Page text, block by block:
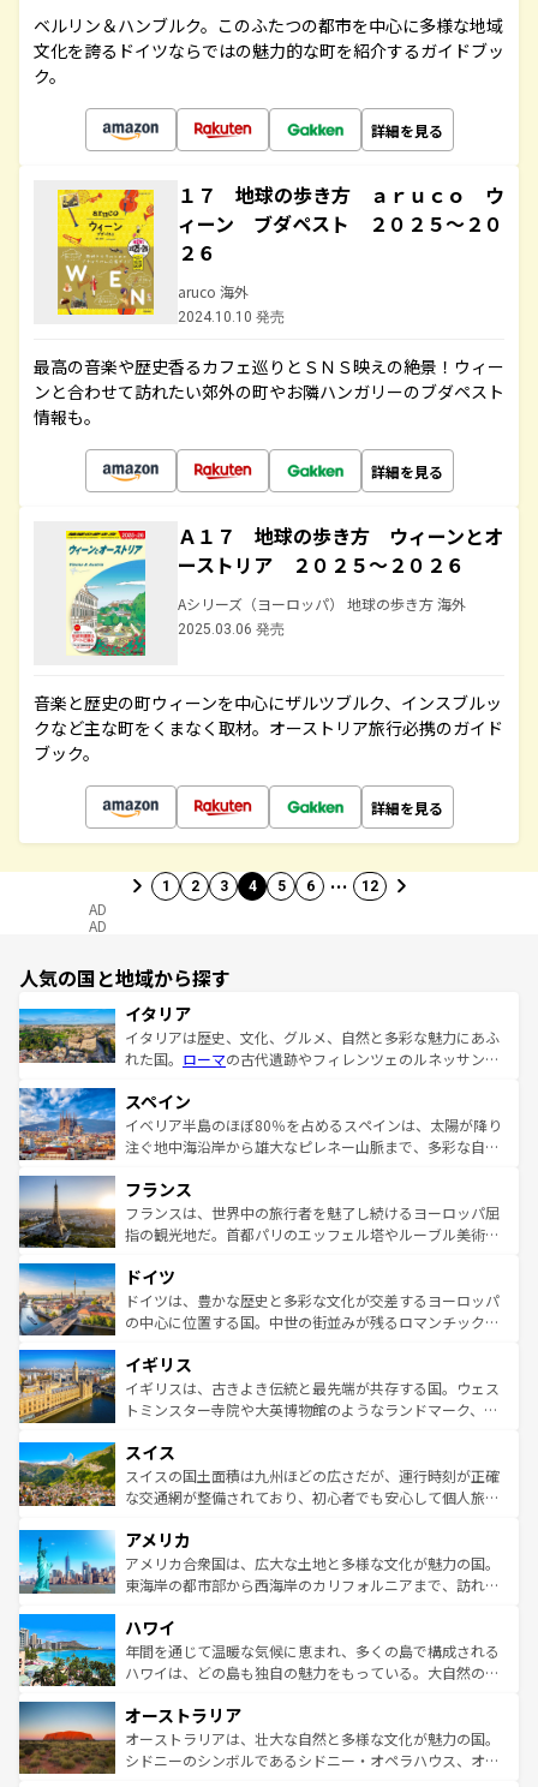
ベルリン＆ハンブルク。このふたつの都市を中心に多様な地域
文化を誇るドイツならではの魅力的な町を紹介するガイドブッ
ク。
詳細を見る
１７ 地球の歩き方 ａｒｕｃｏ ウ
ィーン ブダペスト ２０２５～２０
２６
aruco 海外
2024.10.10 発売
最高の音楽や歴史香るカフェ巡りとＳＮＳ映えの絶景！ウィー
ンと合わせて訪れたい郊外の町やお隣ハンガリーのブダペスト
情報も。
詳細を見る
Ａ１７ 地球の歩き方 ウィーンとオ
ーストリア ２０２５～２０２６
Aシリーズ（ヨーロッパ） 地球の歩き方 海外
2025.03.06 発売
音楽と歴史の町ウィーンを中心にザルツブルク、インスブルッ
クなど主な町をくまなく取材。オーストリア旅行必携のガイド
ブック。
詳細を見る
1 2 3 4 5 6 … 12
AD
AD
人気の国と地域から探す
イタリア
イタリアは歴史、文化、グルメ、自然と多彩な魅力にあふ
れた国。 ローマの古代遺跡やフィレンツェのルネッサンス
ろん、トスカーナの美しい田園風景やアマルフィ海岸の絶
景など、自然景観も見逃せない。観光の合間には、本場の
ピザやパスタなど、絶品のイタリア料理を堪能することも
ませてくれるイタリアで、忘れられない旅をしてみよう！
なお、新着のイタリア情報はコンテンツ一覧 を参照してほ
しい。
スペイン
イベリア半島のほぼ80％を占めるスペインは、太陽が降り
注ぐ地中海沿岸から雄大なピレネー山脈まで、多彩な自然
文化が根付くこの国では、情熱的なフラメンコ、熱気あふ
れる闘牛、そして美味しいタパスが生活の一部となってい
る。首都マドリードの洗練された雰囲気や、バルセロナの
の城塞都市、穏やかなビーチリゾートまで多彩な表情を見
せる。地方によって風土や気候が異なるスペインはその個
性で訪れる人を魅了する。 なお、新着のスペイン情報はコ
フランス
フランスは、世界中の旅行者を魅了し続けるヨーロッパ屈
指の観光地だ。首都パリのエッフェル塔やルーブル美術館
で、幅広い魅力が詰まっている。華麗な宮殿、歴史的な大
聖堂、美しいビーチ、そして豊かな自然が、訪れる者を心
から魅了する。また、フランスは美食の国としても知ら
いる。シャンパンの発祥地であるランス、プロヴァンスの
香り高いラベンダー畑など、多彩な楽しみ方が可能だ。さ
らに、パリ以外の地域にも魅力が溢れており、どの街角に
れる地方に足を運ぶとそれぞれで全く異なる文化を体験で
きるだろう。 なお、新着のフランス情報はコンテンツ一覧
を参照してほしい。
ドイツ
ドイツは、豊かな歴史と多彩な文化が交差するヨーロッパ
の中心に位置する国。中世の街並みが残るロマンチック街
顔を持つこの国は、どこを歩いても飽きることがない。ベ
ルリンの文化的活気、バイエルン州のアルプスの絶景、そ
してライン川沿いのワイン畑といった風景は必見。ビール
は、お酒好きな人にはぜひ体験してほしい。 なお、新着の
ドイツ情報はコンテンツ一覧を参照してほしい。
イギリス
イギリスは、古きよき伝統と最先端が共存する国。ウェス
トミンスター寺院や大英博物館のようなランドマーク、歴
リアごとに異なる魅力がある。また、優雅なアフタヌーン
ティー、ビール好きにはたまらない英国パブ、サッカー観
戦など、本場だからこそできる体験も豊富。イギリスを旅
ンツ一覧を参照してほしい。
スイス
スイスの国土面積は九州ほどの広さだが、運行時刻が正確
な交通網が整備されており、初心者でも安心して個人旅行
の建物がそのまま残る町や、スイスならではのユニークな
博物館もあり、アルプス観光だけでなく町歩きも満喫する
ことができる。国民の所得が高いため物価も高いが、旅行
ば市内交通費無料で観光を楽しむこともできる。 なお、新
着のスイス情報はコンテンツ一覧 を参照してほしい。
アメリカ
アメリカ合衆国は、広大な土地と多様な文化が魅力の国。
東海岸の都市部から西海岸のカリフォルニアまで、訪れる
のような巨大都市は、観光、ショッピング、エンターテイ
ンメントが詰まった刺激的なスポットだ。一方、アメリカ
西部には大自然が広がり、グランドキャニオンやイエロー
部のニューオーリンズでは、音楽と美食が融合した独特の
文化が魅力。旅行者はアメリカの各地域で異なる魅力を楽
しみながら、その多様性と豊かな歴史を感じることができ
ハワイ
年間を通じて温暖な気候に恵まれ、多くの島で構成される
ハワイは、どの島も独自の魅力をもっている。大自然の神
ワイ島は見逃せない。また、定番の観光地といえばオアフ
島だが、静かな自然を求めるならマウイ島やカウアイ島が
おすすめ。エメラルドグリーンに輝く海をはじめ、豊かな
オーストラリア
オーストラリアは、壮大な自然と多様な文化が魅力の国。
シドニーのシンボルであるシドニー・オペラハウス、オー